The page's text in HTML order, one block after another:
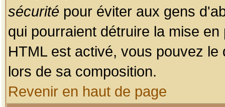
sécurité pour éviter aux gens
qui pourraient détruire la mise
HTML est activé, vous pouvez
lors de sa composition.
Revenir en haut de page